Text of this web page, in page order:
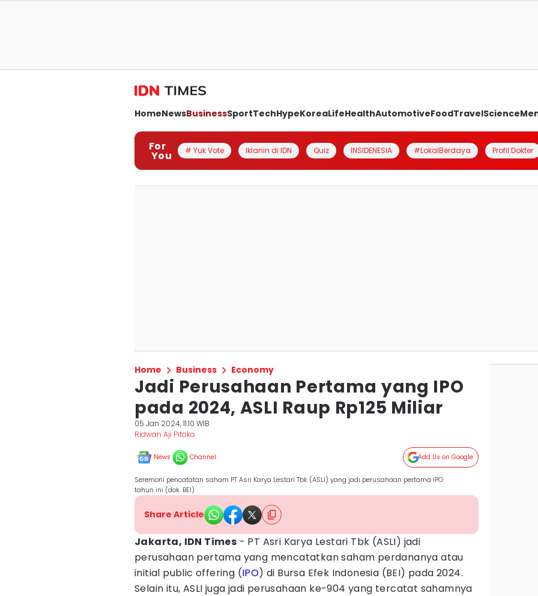
HomeNewsBusinessSportTechHypeKoreaLifeHealthAutomotiveFoodTravelScience
For
You # Yuk Vote Iklanin di IDN Quiz INSIDENESIA #LokalBerdaya Profil Dokter
Home Business Economy
Jadi Perusahaan Pertama yang IPO
pada 2024, ASLI Raup Rp125 Miliar
05 Jan 2024, 11:10 WIB
Ridwan Aji Pitoko
News Channel Add Us on Google
Seremoni pencatatan saham PT Asri Karya Lestari Tbk (ASLI) yang jadi perusahaan pertama IPO
tahun ini (dok. BEI)
Share Article
Jakarta, IDN Times - PT Asri Karya Lestari Tbk (ASLI) jadi
perusahaan pertama yang mencatatkan saham perdananya atau
initial public offering (IPO) di Bursa Efek Indonesia (BEI) pada 2024.
Selain itu, ASLI juga jadi perusahaan ke-904 yang tercatat sahamnya